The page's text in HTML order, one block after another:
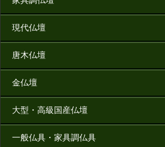
現代仏壇
唐木仏壇
金仏壇
大型・高級国産仏壇
一般仏具・家具調仏具